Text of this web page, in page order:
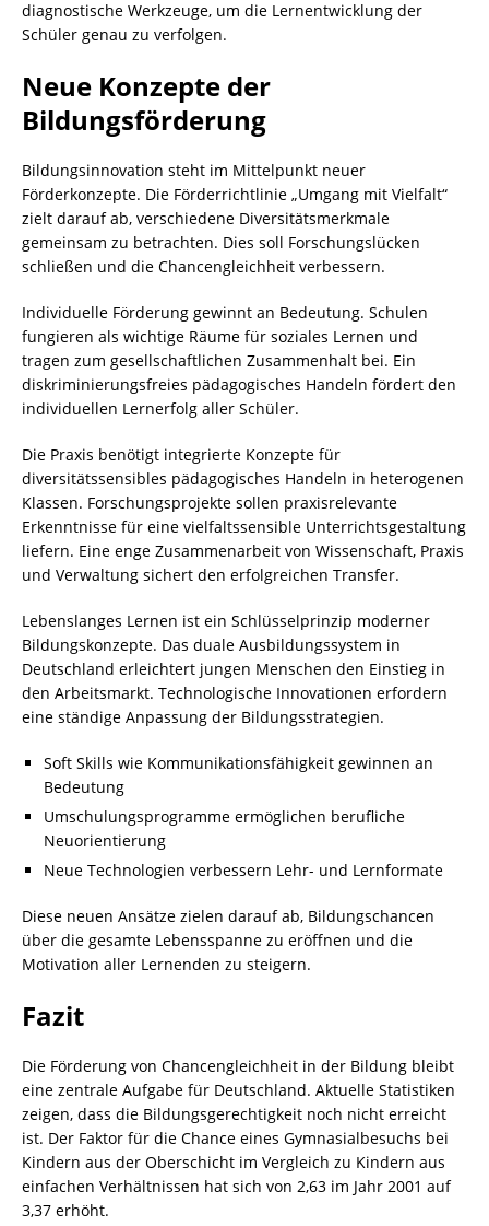
diagnostische Werkzeuge, um die Lernentwicklung der
Schüler genau zu verfolgen.
Neue Konzepte der
Bildungsförderung
Bildungsinnovation steht im Mittelpunkt neuer
Förderkonzepte. Die Förderrichtlinie „Umgang mit Vielfalt“
zielt darauf ab, verschiedene Diversitätsmerkmale
gemeinsam zu betrachten. Dies soll Forschungslücken
schließen und die Chancengleichheit verbessern.
Individuelle Förderung gewinnt an Bedeutung. Schulen
fungieren als wichtige Räume für soziales Lernen und
tragen zum gesellschaftlichen Zusammenhalt bei. Ein
diskriminierungsfreies pädagogisches Handeln fördert den
individuellen Lernerfolg aller Schüler.
Die Praxis benötigt integrierte Konzepte für
diversitätssensibles pädagogisches Handeln in heterogenen
Klassen. Forschungsprojekte sollen praxisrelevante
Erkenntnisse für eine vielfaltssensible Unterrichtsgestaltung
liefern. Eine enge Zusammenarbeit von Wissenschaft, Praxis
und Verwaltung sichert den erfolgreichen Transfer.
Lebenslanges Lernen ist ein Schlüsselprinzip moderner
Bildungskonzepte. Das duale Ausbildungssystem in
Deutschland erleichtert jungen Menschen den Einstieg in
den Arbeitsmarkt. Technologische Innovationen erfordern
eine ständige Anpassung der Bildungsstrategien.
Soft Skills wie Kommunikationsfähigkeit gewinnen an
Bedeutung
Umschulungsprogramme ermöglichen berufliche
Neuorientierung
Neue Technologien verbessern Lehr- und Lernformate
Diese neuen Ansätze zielen darauf ab, Bildungschancen
über die gesamte Lebensspanne zu eröffnen und die
Motivation aller Lernenden zu steigern.
Fazit
Die Förderung von Chancengleichheit in der Bildung bleibt
eine zentrale Aufgabe für Deutschland. Aktuelle Statistiken
zeigen, dass die Bildungsgerechtigkeit noch nicht erreicht
ist. Der Faktor für die Chance eines Gymnasialbesuchs bei
Kindern aus der Oberschicht im Vergleich zu Kindern aus
einfachen Verhältnissen hat sich von 2,63 im Jahr 2001 auf
3,37 erhöht.